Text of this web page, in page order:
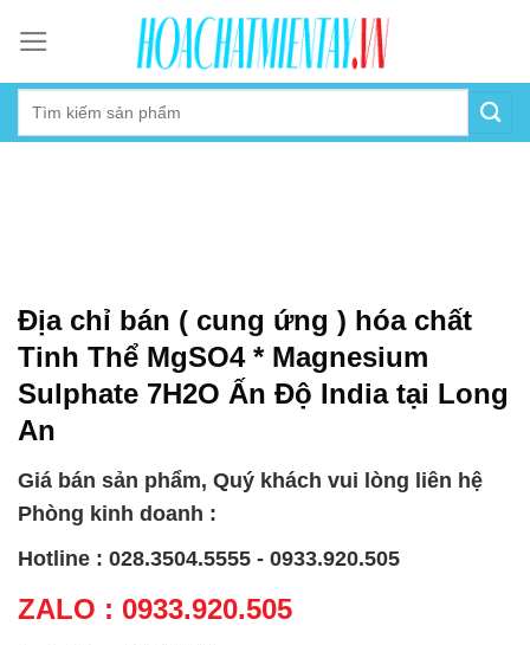
content
Địa chỉ bán ( cung ứng ) hóa chất
Tinh Thể MgSO4 * Magnesium
Sulphate 7H2O Ấn Độ India tại Long
An
Giá bán sản phẩm, Quý khách vui lòng liên hệ
Phòng kinh doanh :
Hotline : 028.3504.5555 - 0933.920.505
ZALO : 0933.920.505